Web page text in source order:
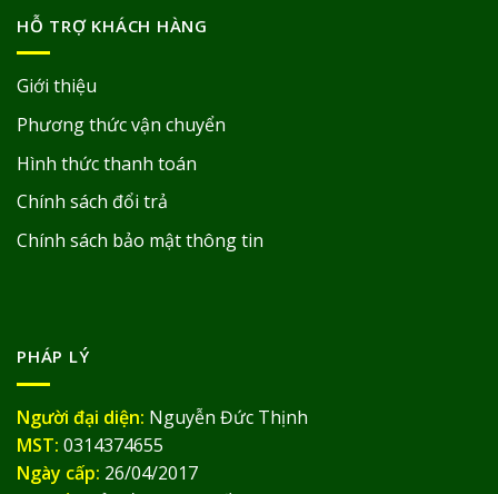
HỖ TRỢ KHÁCH HÀNG
Giới thiệu
Phương thức vận chuyển
Hình thức thanh toán
Chính sách đổi trả
Chính sách bảo mật thông tin
PHÁP LÝ
Người đại diện: Nguyễn Đức Thịnh
MST: 0314374655
Ngày cấp: 26/04/2017